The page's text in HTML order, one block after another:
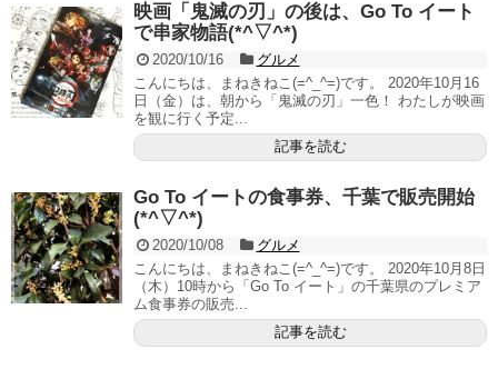
映画「鬼滅の刃」の後は、Go To イート
で串家物語(*^▽^*)
2020/10/16
グルメ
こんにちは、まねきねこ(=^_^=)です。 2020年10月16
日（金）は、朝から「鬼滅の刃」一色！ わたしが映画
を観に行く予定...
記事を読む
Go To イートの食事券、千葉で販売開始
(*^▽^*)
2020/10/08
グルメ
こんにちは、まねきねこ(=^_^=)です。 2020年10月8日
（木）10時から「Go To イート」の千葉県のプレミア
ム食事券の販売...
記事を読む